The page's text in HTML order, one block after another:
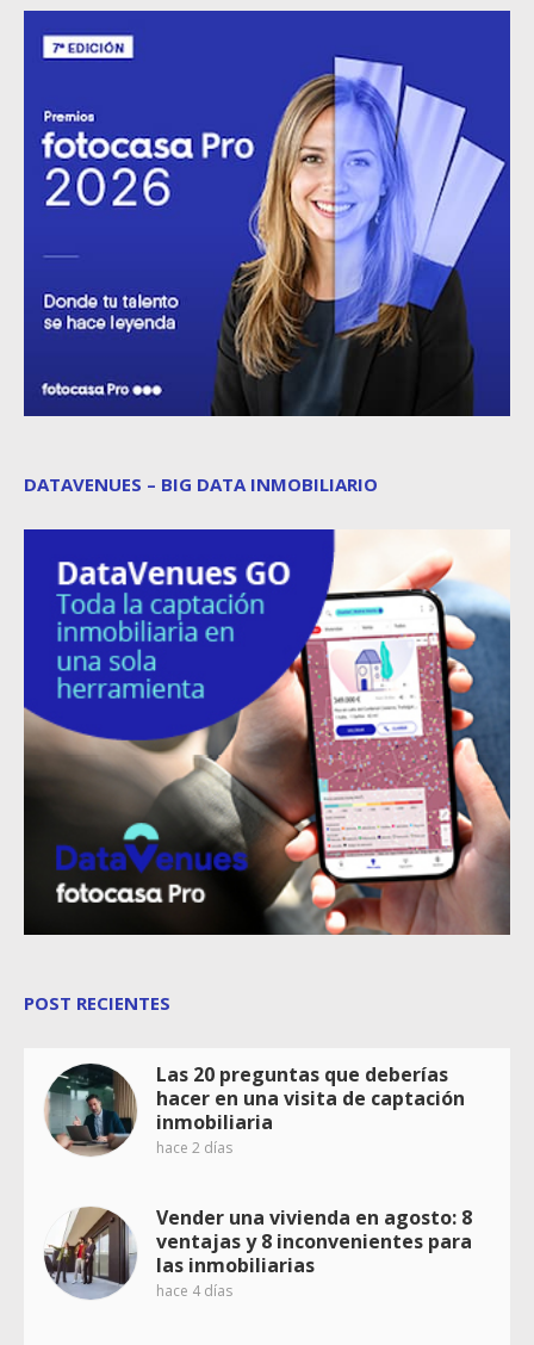
DATAVENUES – BIG DATA INMOBILIARIO
POST RECIENTES
Las 20 preguntas que deberías
hacer en una visita de captación
inmobiliaria
hace 2 días
Vender una vivienda en agosto: 8
ventajas y 8 inconvenientes para
las inmobiliarias
hace 4 días